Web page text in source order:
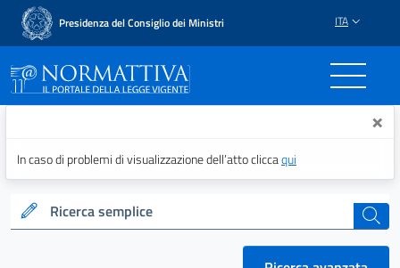
Presidenza del Consiglio dei Ministri ITA
Normattiva - Il portale ×
In caso di problemi di visualizzazione dell’atto cliccaqui
Ricerca semplice cerca